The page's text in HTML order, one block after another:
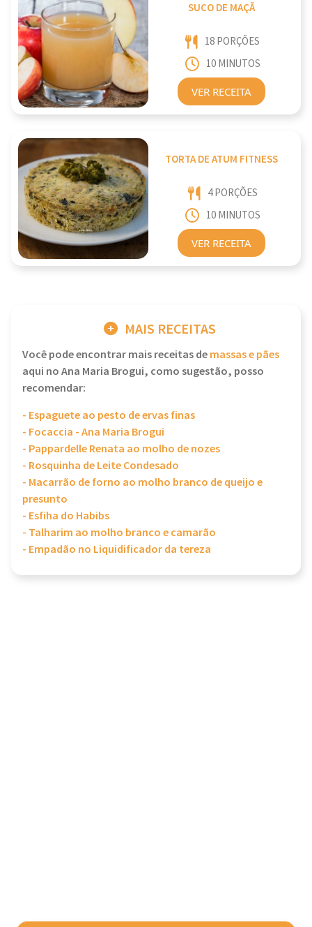
SUCO DE MAÇÃ
18 PORÇÕES
10 MINUTOS
VER RECEITA
TORTA DE ATUM FITNESS
4 PORÇÕES
10 MINUTOS
VER RECEITA
MAIS RECEITAS
Você pode encontrar mais receitas demassas e pães
aqui no Ana Maria Brogui, como sugestão, posso
recomendar:
- Espaguete ao pesto de ervas finas
- Focaccia - Ana Maria Brogui
- Pappardelle Renata ao molho de nozes
- Rosquinha de Leite Condesado
- Macarrão de forno ao molho branco de queijo e
presunto
- Esfiha do Habibs
- Talharim ao molho branco e camarão
- Empadão no Liquidificador da tereza